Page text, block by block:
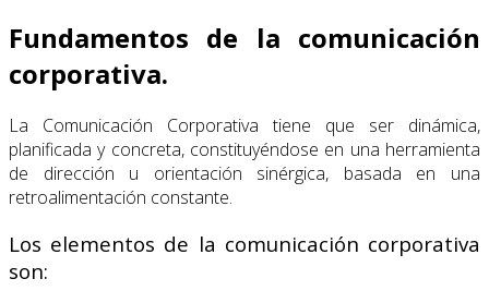
Fundamentos de la comunicación
corporativa.
La Comunicación Corporativa tiene que ser dinámica,
planificada y concreta, constituyéndose en una herramienta
de dirección u orientación sinérgica, basada en una
retroalimentación constante.
Los elementos de la comunicación corporativa
son: